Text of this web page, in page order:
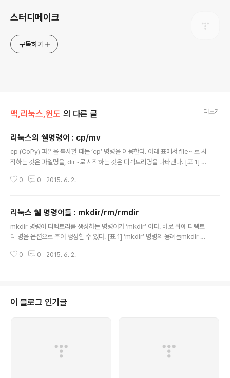
스터디메이크
구독하기
맥,리눅스,윈도 의 다른 글 더보기
리눅스의 쉘명령어 : cp/mv
cp (CoPy) 파일을 복사할 때는 ‘cp’ 명령을 이용한다. 아래 표에서 file~ 로 시
작하는 것은 파일명을, dir~로 시작하는 것은 디렉토리명을 나타낸다. [표 1] c
서) 복사한다.cp fileSrc dirDestfileSrc를 dirDest 안에 (같은 이름으로) 복
한다.(dirDest가 없다면 새로 생성한 후 복사한다.) mv (MoVe) 파일이나 디
렉토리의 이동시킬 때 mv 명령을 사용하는데 이름을..
0 0 2015. 6. 2.
리눅스 쉘 명령어들 : mkdir/rm/rmdir
mkdir 명령어 디렉토리를 생성하는 명령어가 ‘mkdir’ 이다. 바로 뒤에 디렉토
리 명을 옵션으로 주어 생성할 수 있다. [표 1] ‘mkdir’ 명령의 용례들mkdir di
동시에 여러 개의 디렉토리를 생성한다.mkdir -p dir1/dir2/dir3-p 옵션을
음)rm *현재 디렉토리의 모든 파일 삭제rm a*a문자로 시작하는 모든 파일 삭
제rm -r d..
0 0 2015. 6. 2.
이 블로그 인기글